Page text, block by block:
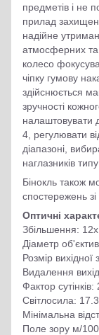
предметів і не
прилад
надійне
атмосферних та
колесо
чіпку гумову
здійснюється
зручності
налаштовувати
4, регулювати
діапазоні,
наглазників
Бінокль також
спостережень
Оптичні
Збільшення: 12x
Діаметр
Розмір вихідної
Видалення
Фактор сутінків:
Світлосила:
Мінімальна
Поле зору м/